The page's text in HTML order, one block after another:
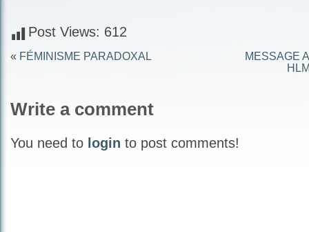
Post Views: 612
« FÉMINISME PARADOXAL
MESSAGE
Write a comment
You need to login to post comments!